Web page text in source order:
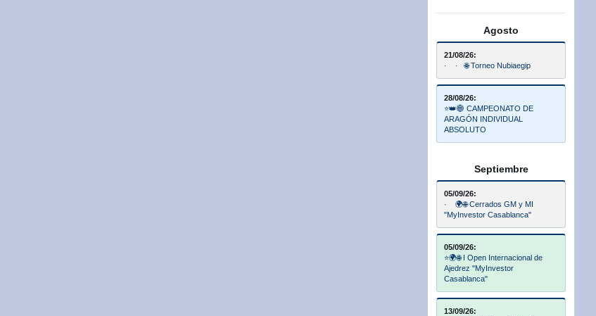
Agosto
21/08/26:
· · 🌐 Torneo Nubiaegip
28/08/26:
⭐👑🌐 CAMPEONATO DE
ARAGÓN INDIVIDUAL
ABSOLUTO
Septiembre
05/09/26:
· 🌍🌐 Cerrados GM y MI
"MyInvestor Casablanca"
05/09/26:
⭐🌍🌐 I Open Internacional de
Ajedrez "MyInvestor
Casablanca"
13/09/26: